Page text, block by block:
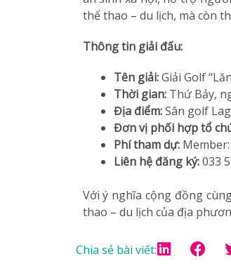
thể thao – du lịch, mà còn
Thông tin giải đấu:
Tên giải:Giải Golf
Thời gian:Thứ Bảy,
Địa điểm:Sân golf
Đơn vị phối hợp tổ
Phí tham dự:
Liên hệ đăng ký:033
Với ý nghĩa cộng đồng
thao – du lịch của địa
Chia sẻ bài viết: